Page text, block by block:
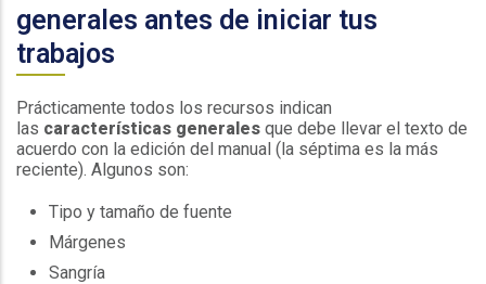
generales antes de iniciar tus
trabajos
Prácticamente todos los recursos indican
las características generales que debe llevar el texto de
acuerdo con la edición del manual (la séptima es la más
reciente). Algunos son:
Tipo y tamaño de fuente
Márgenes
Sangría